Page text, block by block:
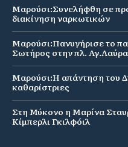
Μαρούσι:Συνελήφθη σε
διακίνηση ναρκωτικών
Μαρούσι:Πανυγήρισε το
Σωτήρος στην πλ.
Μαρούσι:Η απάντηση του
καθαρίστριες
Στη Μύκονο η Μαρίνα
Κίμπερλι Γκιλφόιλ